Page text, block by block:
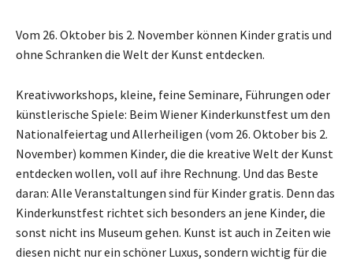
Vom 26. Oktober bis 2. November können Kinder gratis und
ohne Schranken die Welt der Kunst entdecken.
Kreativworkshops, kleine, feine Seminare, Führungen oder
künstlerische Spiele: Beim Wiener Kinderkunstfest um den
Nationalfeiertag und Allerheiligen (vom 26. Oktober bis 2.
November) kommen Kinder, die die kreative Welt der Kunst
entdecken wollen, voll auf ihre Rechnung. Und das Beste
daran: Alle Veranstaltungen sind für Kinder gratis. Denn das
Kinderkunstfest richtet sich besonders an jene Kinder, die
sonst nicht ins Museum gehen. Kunst ist auch in Zeiten wie
diesen nicht nur ein schöner Luxus, sondern wichtig für die